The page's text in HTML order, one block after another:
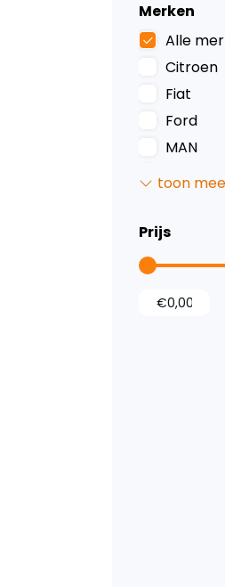
Merken
Alle
Citroen
Fiat
Ford
MAN
Opel
Toyota
toon
Prijs